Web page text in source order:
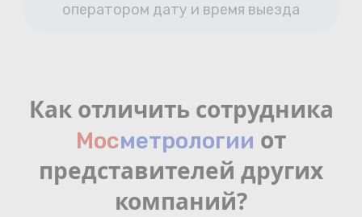
оператором дату и время выезда
Как отличить сотрудника
Мосмeтрологии от
представителей других
компаний?